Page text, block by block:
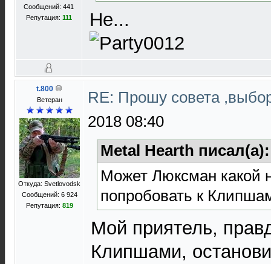
Сообщений: 441
Репутация: 111 Не...
t.800
Ветеран
Откуда: Svetlovodsk
Сообщений: 6 924
Репутация: 819
RE: Прошу совета
2018 08:40
Metal Hearth
Может Люксман какой
попробовать к
Мой приятель,
Клипшами,